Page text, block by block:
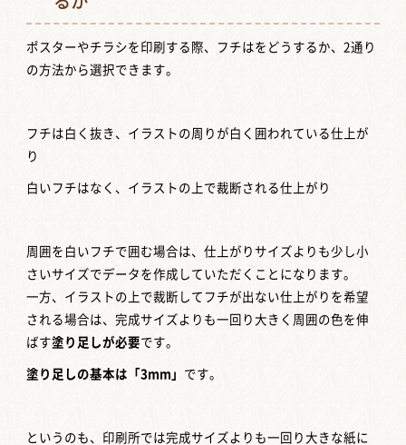
ポスターやチラシを印刷する際、フチはをどうするか、2通り
の方法から選択できます。
フチは白く抜き、イラストの周りが白く囲われている仕上が
り
白いフチはなく、イラストの上で裁断される仕上がり
周囲を白いフチで囲む場合は、仕上がりサイズよりも少し小
さいサイズでデータを作成していただくことになります。
一方、イラストの上で裁断してフチが出ない仕上がりを希望
される場合は、完成サイズよりも一回り大きく周囲の色を伸
ばす塗り足しが必要です。
塗り足しの基本は「3mm」 です。
というのも、印刷所では完成サイズよりも一回り大きな紙に